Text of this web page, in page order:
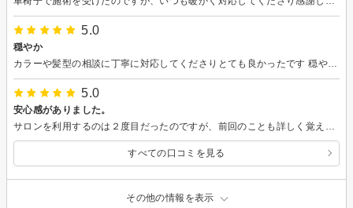
5.0
穏やか
カラーや髪型の相談に丁寧に対応してくださりとても良かったです 穏やかな口調で説明を受けていてもあたたかい気持ちにになれます 今回もありがとうございました 次回も必ず行きます
5.0
安心感がありました。
すべての口コミを見る
その他の情報を表示